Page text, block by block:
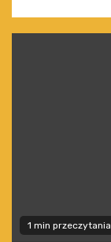
1 min przeczytania